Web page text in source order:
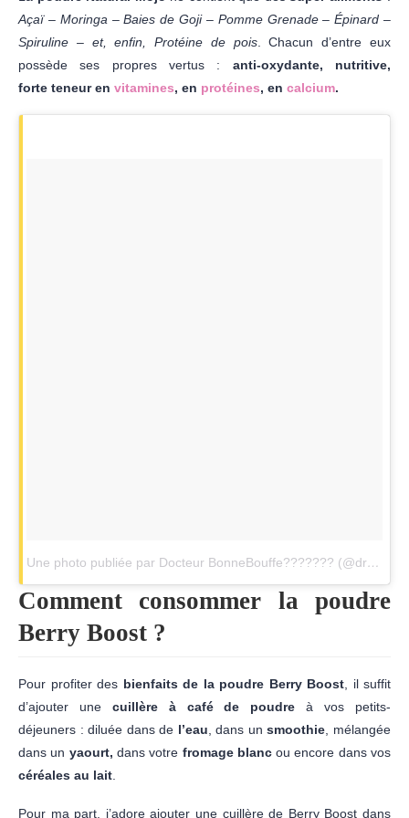
Açaï – Moringa – Baies de Goji – Pomme Grenade – Épinard –
Spiruline – et, enfin, Protéine de pois. Chacun d’entre eux
possède ses propres vertus : anti-oxydante, nutritive,
forte teneur en vitamines, en protéines, en calcium.
Une photo publiée par Docteur BonneBouffe??????? (@drbonnebouffe)
Comment consommer la poudre
Berry Boost ?
Pour profiter des bienfaits de la poudre Berry Boost , il suffit
d’ajouter une cuillère à café de poudre à vos petits-
déjeuners : diluée dans de l’eau , dans unsmoothie , mélangée
dans un yaourt, dans votre fromage blancou encore dans vos
céréales au lait
Pour ma part, j’adore ajouter une cuillère de Berry Boost dans